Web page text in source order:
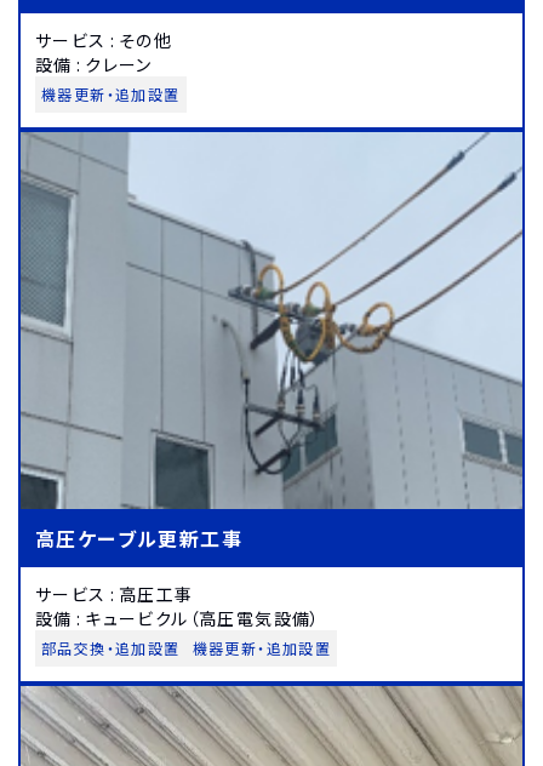
サービス : その他
設備 : クレーン
機器更新・追加設置
高圧ケーブル更新工事
サービス : 高圧工事
設備 : キュービクル（高圧電気設備）
部品交換・追加設置 機器更新・追加設置